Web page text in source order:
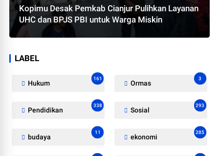
Kopimu Desak Pemkab Cianjur Pulihkan Layanan
UHC dan BPJS PBI untuk Warga Miskin
LABEL
Hukum
161
Ormas
3
Pendidikan
338
Sosial
293
budaya
11
ekonomi
285